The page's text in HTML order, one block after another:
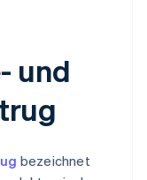
und
bezeichnet